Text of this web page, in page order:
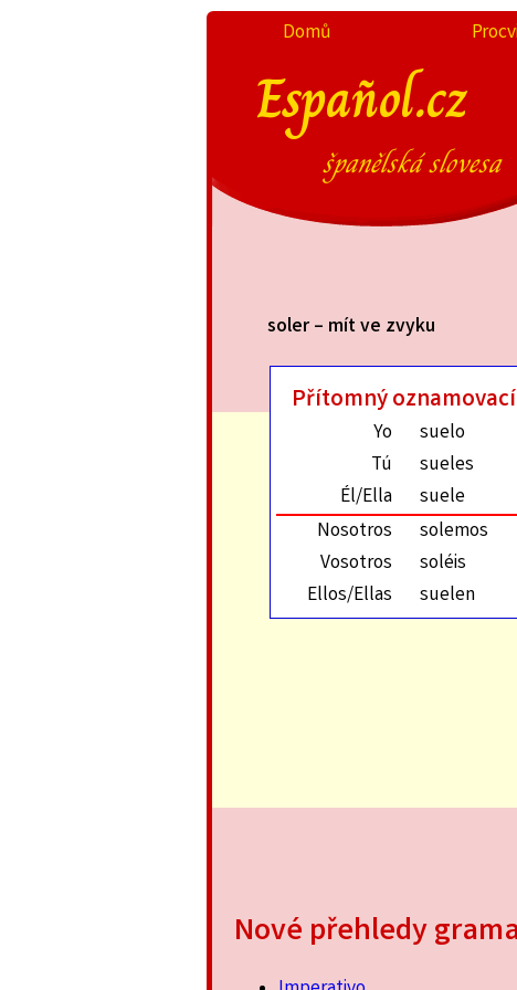
Domů
Español.cz
španělská slovesa
soler – mít ve zvyku
Přítomný oznamovací
Yo
suelo
Tú
sueles
Él/Ella
suele
Nosotros
solemos
Vosotros
soléis
Ellos/Ellas
suelen
Nové přehledy